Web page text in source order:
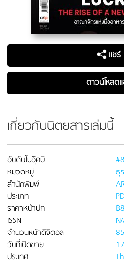
แชร์
ดาวน์โหลด
เกี่ยวกับนิตยสารเล่มนี้
อันดับในอุ๊คบี
หมวดหมู่
ธุ
สำนักพิมพ์
ประเภท
ราคาหน้าปก
฿
ISSN
จำนวนหน้าดิจิตอล
วันที่เปิดขาย
ประเทศ